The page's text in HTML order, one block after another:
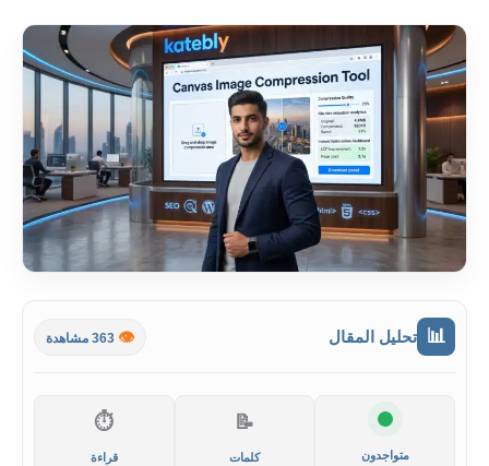
📊 تحليل المقال 👁️
متواجدون
📝
كلمات
⏱️
قراءة